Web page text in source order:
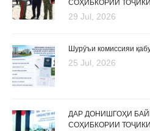
СОҲИБКОРИИ
29 Jul, 2026
Шурӯъи комиссияи
25 Jul, 2026
ДАР ДОНИШГОҲИ
СОҲИБКОРИИ